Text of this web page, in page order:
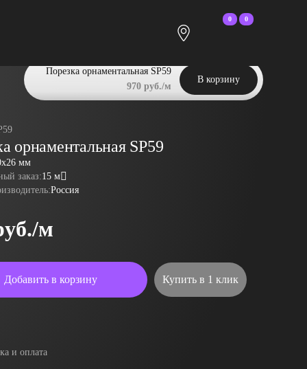
0 0
орнаментальная SP59
мм
заказ:15 м
Россия
м
Добавить в корзину Купить в 1 клик
Порезка орнаментальная SP59
970 руб./м
В корзину
и оплата